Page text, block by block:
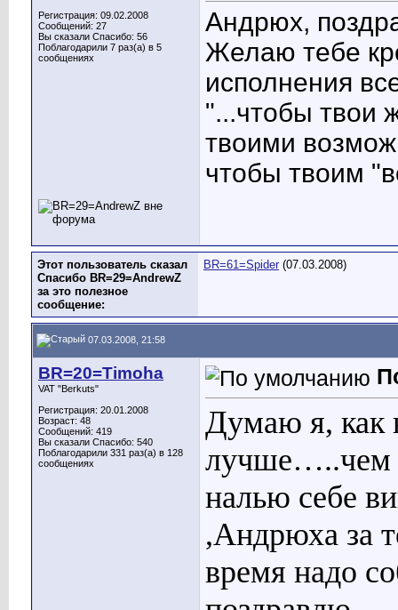
Регистрация: 09.02.2008
Сообщений: 27
Вы сказали Спасибо: 56
Поблагодарили 7 раз(а) в 5
сообщениях
Андрюх,
Желаю тебе
исполнения
"...чтобы твои
твоими
чтобы твоим
Этот пользователь сказал
Спасибо BR=29=AndrewZ
за это полезное
сообщение:
BR=61=Spider (07.03.2008)
07.03.2008, 21:58
BR=20=Timoha
VAT "Berkuts"
Регистрация: 20.01.2008
Возраст: 48
Сообщений: 419
Вы сказали Спасибо: 540
Поблагодарили 331 раз(а) в 128
сообщениях
Думаю я, как
лучше…..чем
налью себе
,Андрюха за
время надо